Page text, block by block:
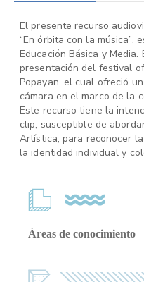
El presente recurso
“En órbita con la música”,
Educación Básica y
presentación del festival
Popayan, el cual ofreció
cámara en el marco de la
Este recurso tiene la
clip, susceptible de
Artística, para reconocer
la identidad individual y
Áreas de conocimiento